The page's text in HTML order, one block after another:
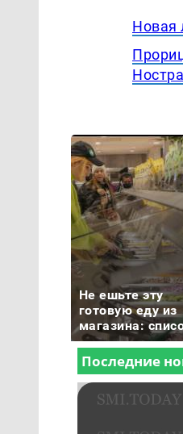
Новая
Не ешьте эту
готовую еду из
магазина: